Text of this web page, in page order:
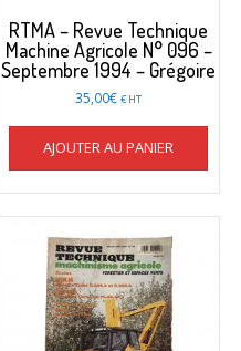
RTMA – Revue Technique
Machine Agricole N° 096 –
Septembre 1994 – Grégoire
35,00€ € HT
AJOUTER AU PANIER